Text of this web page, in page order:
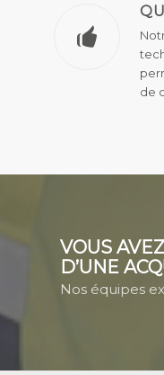
de
VOUS
D’UNE
Nos équipes